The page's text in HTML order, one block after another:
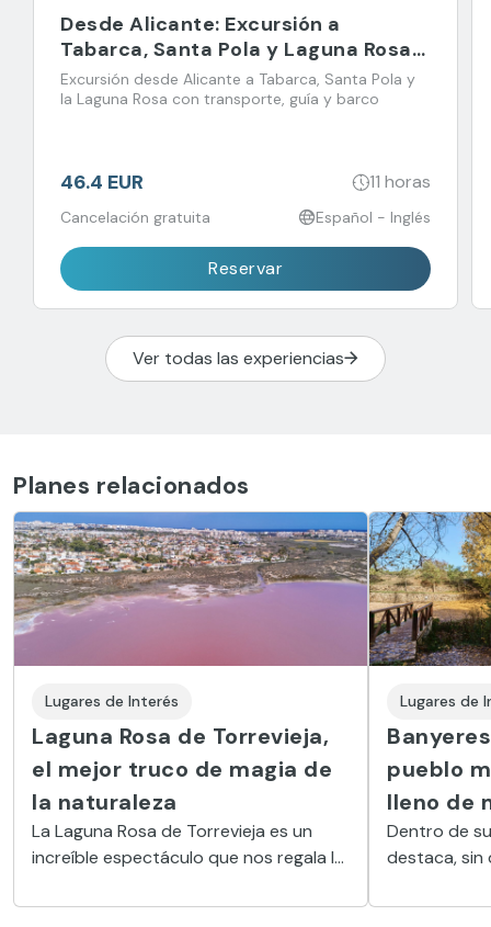
Desde Alicante: Excursión a
Tabarca, Santa Pola y Laguna Rosa
de Torrevieja
Excursión desde Alicante a Tabarca, Santa Pola y
la Laguna Rosa con transporte, guía y barco
46.4 EUR 11 horas
Cancelación gratuita Español - Inglés
Reservar
Ver todas las experiencias
Planes relacionados
Lugares de Interés
Laguna Rosa de Torrevieja,
el mejor truco de magia de
la naturaleza
La Laguna Rosa de Torrevieja es un
increíble espectáculo que nos regala la
de sal y unos microorganismos muy
Lugares de
pueblo
lleno de
Dentro de
destaca, sin
imponente